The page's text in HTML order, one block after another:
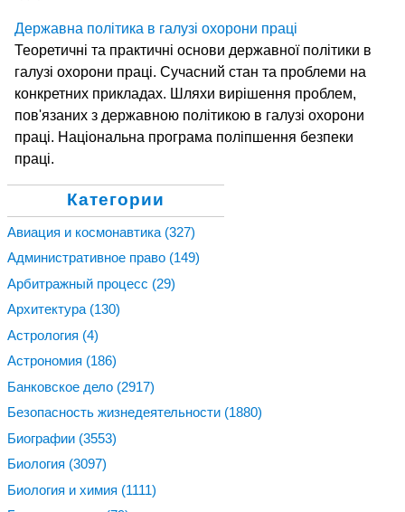
Державна політика в галузі охорони праці
Теоретичні та практичні основи державної політики в
галузі охорони праці. Сучасний стан та проблеми на
конкретних прикладах. Шляхи вирішення проблем,
пов'язаних з державною політикою в галузі охорони
праці. Національна програма поліпшення безпеки
праці.
Категории
Авиация и космонавтика (327)
Административное право (149)
Арбитражный процесс (29)
Архитектура (130)
Астрология (4)
Астрономия (186)
Банковское дело (2917)
Безопасность жизнедеятельности (1880)
Биографии (3553)
Биология (3097)
Биология и химия (1111)